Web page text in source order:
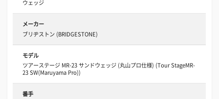
ウェッジ
メーカー
ブリヂストン (BRIDGESTONE)
モデル
ツアーステージ MR-23 サンドウェッジ (丸山プロ仕様) (Tour StageMR-
23 SW(Maruyama Pro))
番手